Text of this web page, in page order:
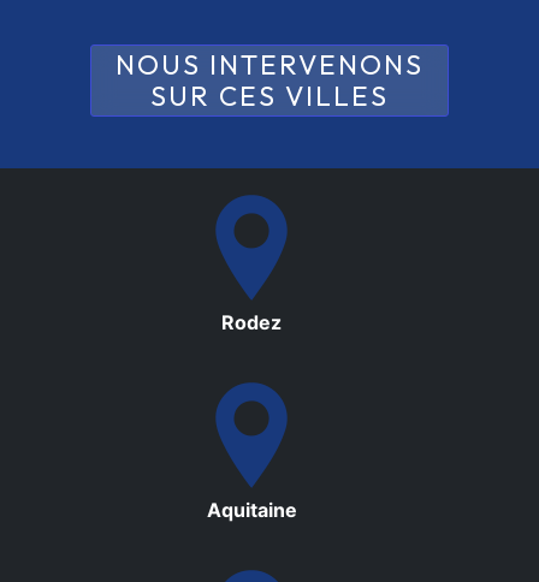
NOUS INTERVENONS
SUR CES VILLES
Rodez
Aquitaine